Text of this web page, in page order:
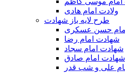
ولادت امام هادی
طرح لایه باز شهادت
حسن عسکری
شهادت امام رضا
شهادت امام سجاد
شهادت امام صادق
علی و شب قدر